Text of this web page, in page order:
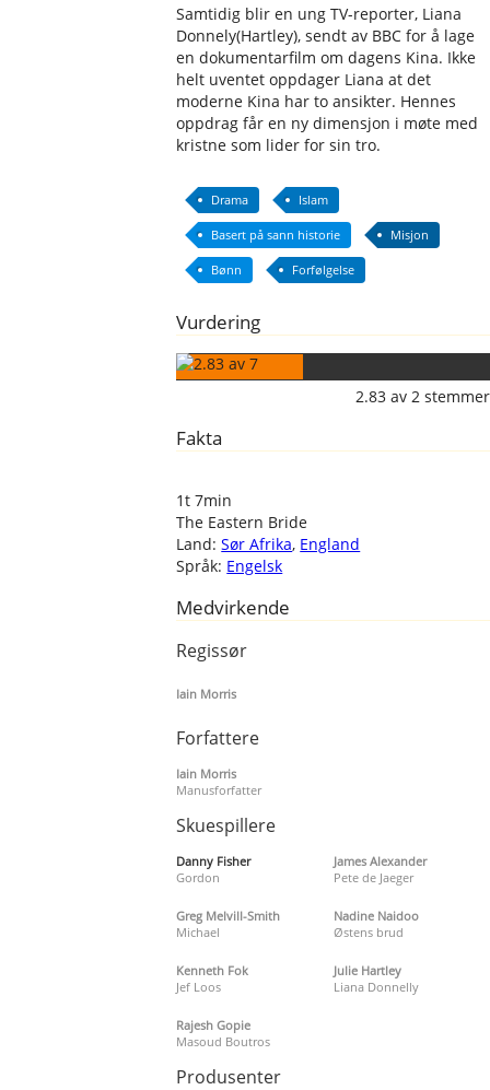
Samtidig blir en ung TV-reporter, Liana
Donnely(Hartley), sendt av BBC for å lage
en dokumentarfilm om dagens Kina. Ikke
helt uventet oppdager Liana at det
moderne Kina har to ansikter. Hennes
oppdrag får en ny dimensjon i møte med
kristne som lider for sin tro.
Drama Islam
Basert på sann historie Misjon
Bønn Forfølgelse
Vurdering
2.83av 2 stemmer
Fakta
1t 7min
The Eastern Bride
Land:Sør Afrika, England
Språk: Engelsk
Medvirkende
Regissør
Iain Morris
Forfattere
Iain Morris
Manusforfatter
Skuespillere
Danny Fisher
Gordon
James Alexander
Pete de Jaeger
Greg Melvill-Smith
Michael
Nadine Naidoo
Østens brud
Kenneth Fok
Jef Loos
Julie Hartley
Liana Donnelly
Rajesh Gopie
Masoud Boutros
Produsenter